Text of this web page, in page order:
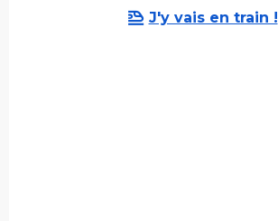
J'y vais en train !